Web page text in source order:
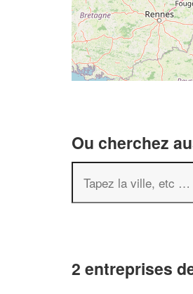
Ou cherchez
2 entreprises